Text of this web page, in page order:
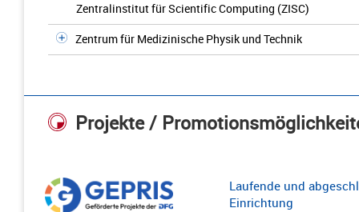
Zentralinstitut für Scientific Computing (ZISC)
Zentrum für Medizinische Physik und Technik
Projekte /
Laufende und
Einrichtung